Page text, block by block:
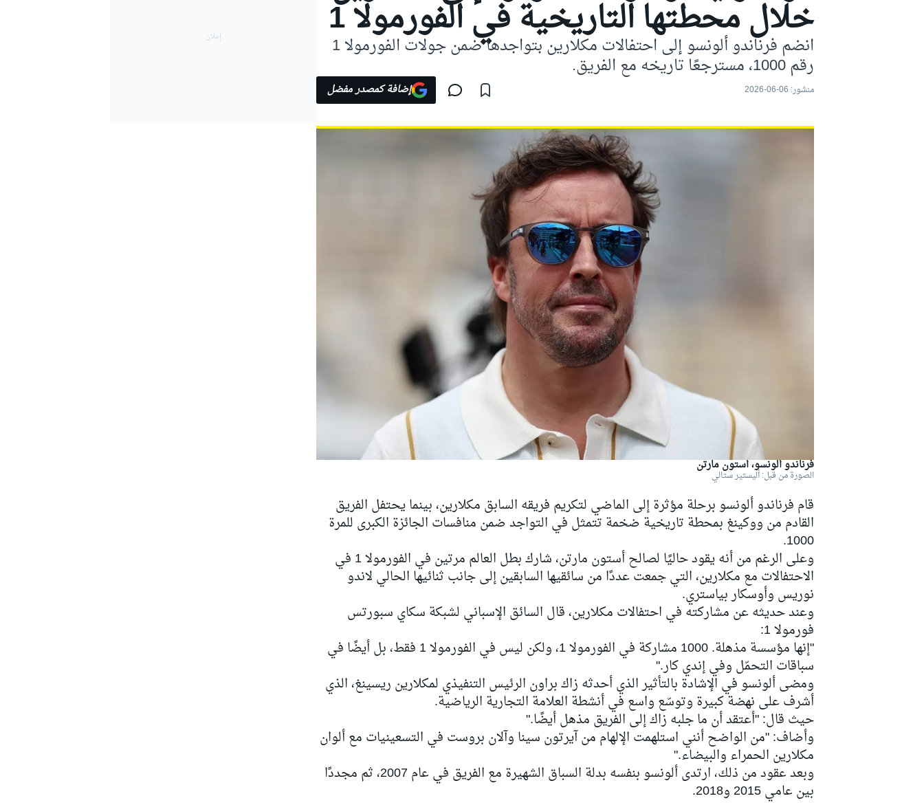
موتو جي بي
سباقات التحمّل
خلال محطتها التاريخية في الفورمولا 1انضم فرناندو ألونسو إلى احتفالات مكلارين بتواجدها ضمن جولات الفورمولا 1
رقم 1000، مسترجعًا تاريخه مع الفريق.
منشور: 06-06-2026 إضافة كمصدر مفضل
فرناندو ألونسو، أستون مارتن
الصورة من قبل: أليستير ستالي
قام فرناندو ألونسوبرحلة مؤثرة إلى الماضي لتكريم فريقه السابق مكلارين، بينما يحتفل الفريق
القادم من ووكينغ بمحطة تاريخية ضخمة تتمثل في التواجد ضمن منافسات الجائزة الكبرى للمرة
1000.
وعلى الرغم من أنه يقود حاليًا لصالح أستون مارتن، شارك بطل العالم مرتين في الفورمولا 1 في
الاحتفالات مع مكلارين، التي جمعت عددًا من سائقيها السابقين إلى جانب ثنائيها الحالي لاندو
نوريس وأوسكار بياستري.
وعند حديثه عن مشاركته في احتفالات مكلارين، قال السائق الإسباني لشبكة سكاي سبورتس
فورمولا 1:
"إنها مؤسسة مذهلة. 1000 مشاركة في الفورمولا 1، ولكن ليس في الفورمولا 1 فقط، بل أيضًا في
سباقات التحمّل وفي إندي كار."
ومضى ألونسو في الإشادة بالتأثير الذي أحدثه زاك براون الرئيس التنفيذي لمكلارين ريسينغ، الذي
أشرف على نهضة كبيرة وتوسّع واسع في أنشطة العلامة التجارية الرياضية.
حيث قال: "أعتقد أن ما جلبه زاك إلى الفريق مذهل أيضًا."
وأضاف: "من الواضح أنني استلهمت الإلهام من آيرتون سينا وآلان بروست في التسعينيات مع ألوان
مكلارين الحمراء والبيضاء."
وبعد عقود من ذلك، ارتدى ألونسو بنفسه بدلة السباق الشهيرة مع الفريق في عام 2007، ثم مجددًا
بين عامي 2015 و2018.